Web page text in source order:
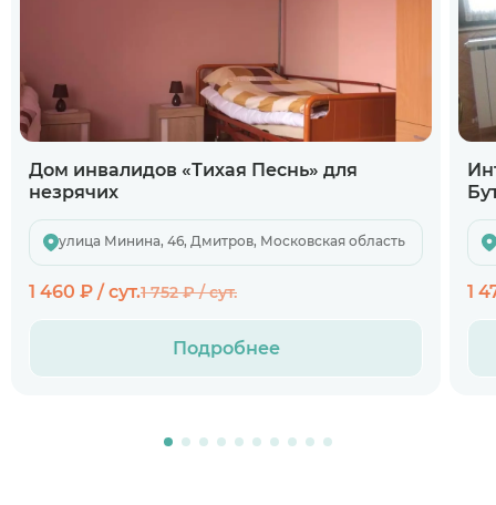
Дом инвалидов «Тихая Песнь» для
незрячих
улица Минина, 46, Дмитров, Московская область
1 460 ₽ / сут.1 752 ₽ / сут.
Подробнее
1